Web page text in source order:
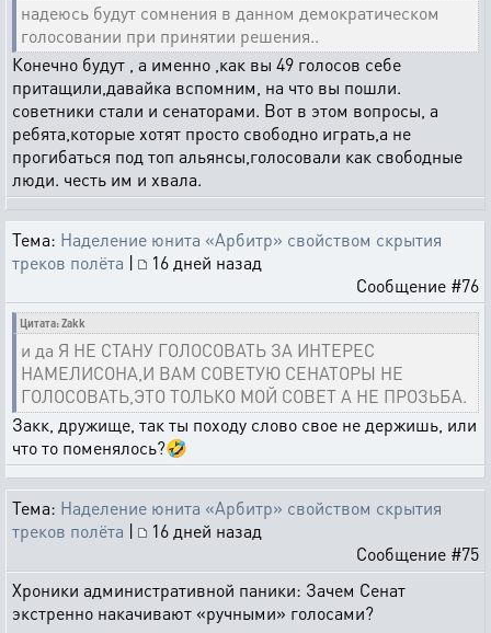
надеюсь будут сомнения в данном демократическом
голосовании при принятии решения..
Конечно будут , а именно ,как вы 49 голосов себе
притащили,давайка вспомним, на что вы пошли.
советники стали и сенаторами. Вот в этом вопросы, а
ребята,которые хотят просто свободно играть,а не
прогибаться под топ альянсы,голосовали как свободные
люди. честь им и хвала.
Тема: Наделение юнита «Арбитр» свойством скрытия
треков полёта |
16 дней назад
Сообщение #76
Цитата: Zakk
и да Я НЕ СТАНУ ГОЛОСОВАТЬ ЗА ИНТЕРЕС
НАМЕЛИСОНА,И ВАМ СОВЕТУЮ СЕНАТОРЫ НЕ
ГОЛОСОВАТЬ,ЭТО ТОЛЬКО МОЙ СОВЕТ А НЕ ПРОЗЬБА.
Закк, дружище, так ты походу слово свое не держишь, или
что то поменялось?🤣
Тема: Наделение юнита «Арбитр» свойством скрытия
треков полёта |
16 дней назад
Сообщение #75
Хроники административной паники: Зачем Сенат
экстренно накачивают «ручными» голосами?